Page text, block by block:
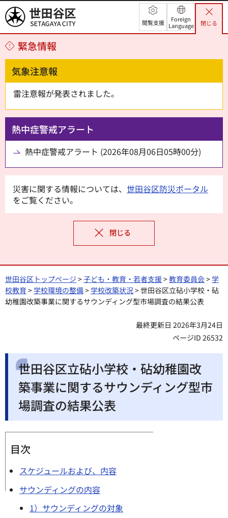
世田谷区 閲覧支援
Foreign
Language
閉じる
緊急情報
気象注意報
雷注意報が発表されました。
熱中症警戒アラート
熱中症警戒アラート (2026年08月06日05時00分)
災害に関する情報については、 世田谷区防災ポータル
をご覧ください。
閉じる
世田谷区トップページ >子ども・教育・若者支援>教育委員会>学
校教育 >学校環境の整備>学校改築状況> 世田谷区立砧小学校・砧
幼稚園改築事業に関するサウンディング型市場調査の結果公表
最終更新日 2026年3月24日
ページID 26532
世田谷区立砧小学校・砧幼稚園改
築事業に関するサウンディング型市
場調査の結果公表
目次
スケジュールおよび、内容
サウンディングの内容
1）サウンディングの対象